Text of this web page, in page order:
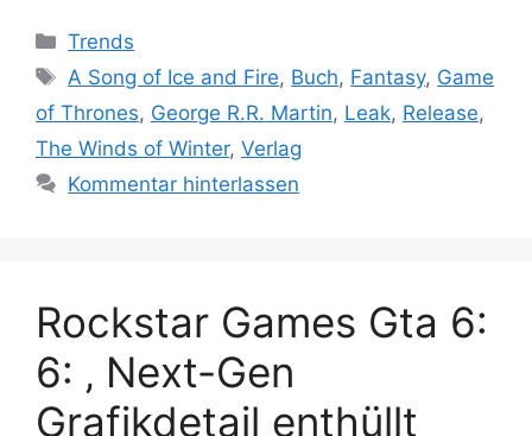
Kategorien
Trends
Schlagwörter
A Song of Ice and Fire, Buch, Fantasy, Game
of Thrones, George R.R. Martin, Leak, Release,
The Winds of Winter, Verlag
Kommentar hinterlassen
Rockstar Games Gta 6:
6: ‚ Next-Gen
Grafikdetail enthüllt